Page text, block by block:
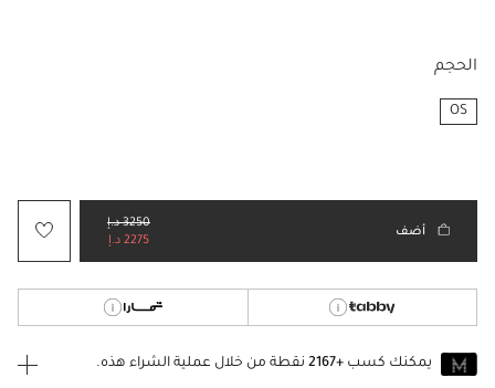
الحجم
OS
أضف
3250 د.إ
2275 د.إ
يمكنك كسب +2167
نقطة من خلال عملية الشراء هذه.